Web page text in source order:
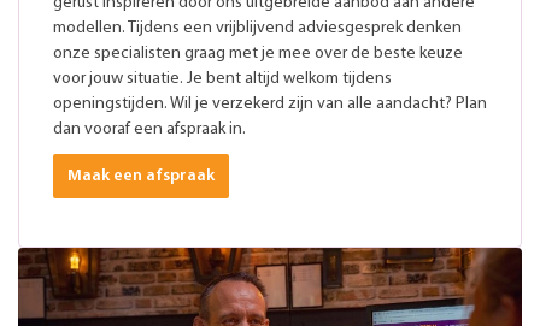
modellen. Tijdens een vrijblijvend adviesgesprek denken
onze specialisten graag met je mee over de beste keuze
voor jouw situatie. Je bent altijd welkom tijdens
openingstijden. Wil je verzekerd zijn van alle aandacht? Plan
dan vooraf een afspraak in.
Maak een afspraak